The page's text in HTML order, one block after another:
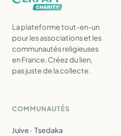
La plateforme tout-en-un
pour les associations et les
communautés religieuses
en France. Créez du lien,
pas juste de la collecte.
COMMUNAUTÉS
Juive · Tsedaka